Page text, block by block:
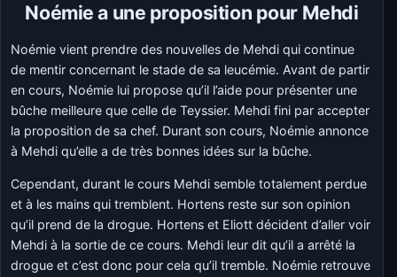
Noémie a une proposition pour Mehdi
Noémie vient prendre des nouvelles de Mehdi qui continue
de mentir concernant le stade de sa leucémie. Avant de partir
en cours, Noémie lui propose qu’il l’aide pour présenter une
bûche meilleure que celle de Teyssier. Mehdi fini par accepter
la proposition de sa chef. Durant son cours, Noémie annonce
à Mehdi qu’elle a de très bonnes idées sur la bûche.
Cependant, durant le cours Mehdi semble totalement perdue
et à les mains qui tremblent. Hortens reste sur son opinion
qu’il prend de la drogue. Hortens et Eliott décident d’aller voir
Mehdi à la sortie de ce cours. Mehdi leur dit qu’il a arrêté la
drogue et c’est donc pour cela qu’il tremble. Noémie retrouve